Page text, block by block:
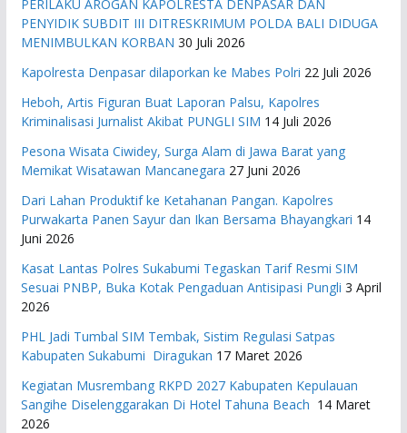
PERILAKU AROGAN KAPOLRESTA DENPASAR DAN
PENYIDIK SUBDIT III DITRESKRIMUM POLDA BALI DIDUGA
MENIMBULKAN KORBAN 30 Juli 2026
Kapolresta Denpasar dilaporkan ke Mabes Polri 22 Juli 2026
Heboh, Artis Figuran Buat Laporan Palsu, Kapolres
Kriminalisasi Jurnalist Akibat PUNGLI SIM 14 Juli 2026
Pesona Wisata Ciwidey, Surga Alam di Jawa Barat yang
Memikat Wisatawan Mancanegara 27 Juni 2026
Dari Lahan Produktif ke Ketahanan Pangan. Kapolres
Purwakarta Panen Sayur dan Ikan Bersama Bhayangkari 14
Juni 2026
Kasat Lantas Polres Sukabumi Tegaskan Tarif Resmi SIM
Sesuai PNBP, Buka Kotak Pengaduan Antisipasi Pungli 3 April
2026
PHL Jadi Tumbal SIM Tembak, Sistim Regulasi Satpas
Kabupaten Sukabumi Diragukan 17 Maret 2026
Kegiatan Musrembang RKPD 2027 ​Kabupaten Kepulauan
Sangihe Diselenggarakan Di Hotel Tahuna Beach 14 Maret
2026